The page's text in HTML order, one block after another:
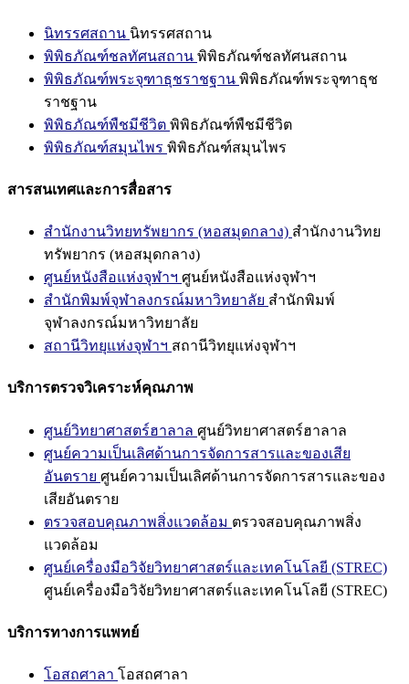
นิทรรศสถาน นิทรรศสถาน
พิพิธภัณฑ์ชลทัศนสถาน พิพิธภัณฑ์ชลทัศนสถาน
พิพิธภัณฑ์พระจุฑาธุชราชฐาน พิพิธภัณฑ์พระจุฑาธุช
ราชฐาน
พิพิธภัณฑ์พืชมีชีวิต พิพิธภัณฑ์พืชมีชีวิต
พิพิธภัณฑ์สมุนไพร พิพิธภัณฑ์สมุนไพร
สารสนเทศและการสื่อสาร
สำนักงานวิทยทรัพยากร (หอสมุดกลาง) สำนักงานวิทย
ทรัพยากร (หอสมุดกลาง)
ศูนย์หนังสือแห่งจุฬาฯ ศูนย์หนังสือแห่งจุฬาฯ
สำนักพิมพ์จุฬาลงกรณ์มหาวิทยาลัย สำนักพิมพ์
จุฬาลงกรณ์มหาวิทยาลัย
สถานีวิทยุแห่งจุฬาฯ สถานีวิทยุแห่งจุฬาฯ
บริการตรวจวิเคราะห์คุณภาพ
ศูนย์วิทยาศาสตร์ฮาลาล ศูนย์วิทยาศาสตร์ฮาลาล
ศูนย์ความเป็นเลิศด้านการจัดการสารและของเสีย
อันตราย ศูนย์ความเป็นเลิศด้านการจัดการสารและของ
เสียอันตราย
ตรวจสอบคุณภาพสิ่งแวดล้อม ตรวจสอบคุณภาพสิ่ง
แวดล้อม
ศูนย์เครื่องมือวิจัยวิทยาศาสตร์และเทคโนโลยี (STREC)
ศูนย์เครื่องมือวิจัยวิทยาศาสตร์และเทคโนโลยี (STREC)
บริการทางการแพทย์
โอสถศาลา โอสถศาลา